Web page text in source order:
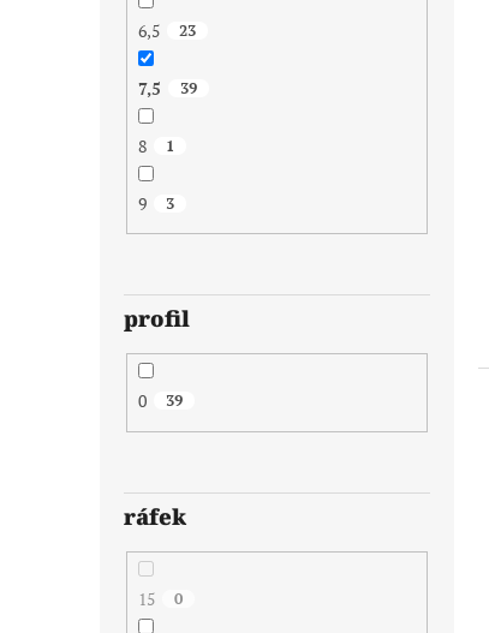
6,5 23
7,5 39
8 1
9 3
profil
0 39
ráfek
15 0